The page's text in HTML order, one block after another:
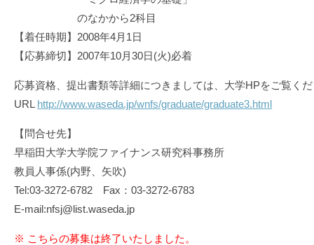
のなかから2科目
【着任時期】2008年4月1日
【応募締切】2007年10月30日(火)必着
応募資格、提出書類等詳細につきましては、大学HPをご覧く
URL http://www.waseda.jp/wnfs/graduate/graduate3.html
【問合せ先】
早稲田大学大学院ファイナンス研究科事務所
教員人事係(内野、矢吹)
Tel:03-3272-6782 Fax：03-3272-6783
E-mail:nfsj@list.waseda.jp
※ こちらの募集は終了いたしました。